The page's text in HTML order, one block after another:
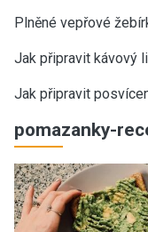
Plněné vepřové
Jak připravit kávový
Jak připravit
pomazanky-